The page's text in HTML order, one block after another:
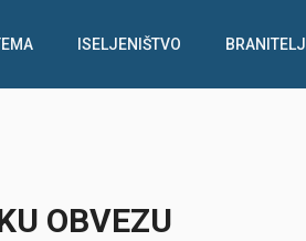
ISELJENIŠTVO BRANITELJI
OBVEZU